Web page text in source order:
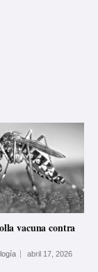
vacuna contra
abril 17, 2026